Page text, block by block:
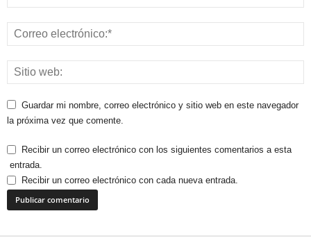
Guardar mi nombre, correo electrónico y sitio web en este navegador
la próxima vez que comente.
Recibir un correo electrónico con los siguientes comentarios a esta
entrada.
Recibir un correo electrónico con cada nueva entrada.